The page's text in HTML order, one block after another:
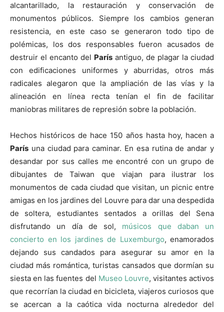
alcantarillado, la restauración y conservación de
monumentos públicos. Siempre los cambios generan
resistencia, en este caso se generaron todo tipo de
polémicas, los dos responsables fueron acusados de
destruir el encanto del París antiguo, de plagar la ciudad
con edificaciones uniformes y aburridas, otros más
radicales alegaron que la ampliación de las vías y la
alineación en línea recta tenían el fin de facilitar
maniobras militares de represión sobre la población.
Hechos históricos de hace 150 años hasta hoy, hacen a
París una ciudad para caminar. En esa rutina de andar y
desandar por sus calles me encontré con un grupo de
dibujantes de Taiwan que viajan para ilustrar los
monumentos de cada ciudad que visitan, un picnic entre
amigas en los jardines del Louvre para dar una despedida
de soltera, estudiantes sentados a orillas del Sena
disfrutando un día de sol, músicos que daban un
concierto en los jardines de Luxemburgo, enamorados
dejando sus candados para asegurar su amor en la
ciudad más romántica, turistas cansados que dormían su
siesta en las fuentes del Museo Louvre, visitantes activos
que recorrían la ciudad en bicicleta, viajeros curiosos que
se acercan a la caótica vida nocturna alrededor del